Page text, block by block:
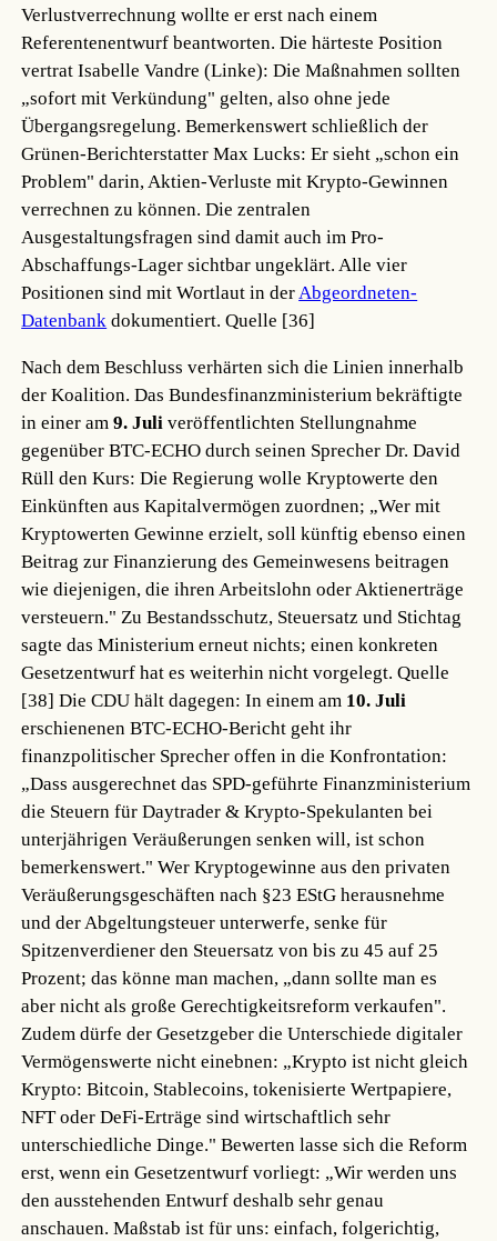
Verlustverrechnung wollte er erst nach einem
Referentenentwurf beantworten. Die härteste Position
vertrat Isabelle Vandre (Linke): Die Maßnahmen sollten
„sofort mit Verkündung" gelten, also ohne jede
Übergangsregelung. Bemerkenswert schließlich der
Grünen-Berichterstatter Max Lucks: Er sieht „schon ein
Problem" darin, Aktien-Verluste mit Krypto-Gewinnen
verrechnen zu können. Die zentralen
Ausgestaltungsfragen sind damit auch im Pro-
Abschaffungs-Lager sichtbar ungeklärt. Alle vier
Positionen sind mit Wortlaut in derAbgeordneten-
Datenbank dokumentiert.Quelle [36]
Nach dem Beschluss verhärten sich die Linien innerhalb
der Koalition. Das Bundesfinanzministerium bekräftigte
in einer am9. Juli veröffentlichten Stellungnahme
gegenüber BTC-ECHO durch seinen Sprecher Dr. David
Rüll den Kurs: Die Regierung wolle Kryptowerte den
Einkünften aus Kapitalvermögen zuordnen; „Wer mit
Kryptowerten Gewinne erzielt, soll künftig ebenso einen
Beitrag zur Finanzierung des Gemeinwesens beitragen
wie diejenigen, die ihren Arbeitslohn oder Aktienerträge
versteuern." Zu Bestandsschutz, Steuersatz und Stichtag
sagte das Ministerium erneut nichts; einen konkreten
Gesetzentwurf hat es weiterhin nicht vorgelegt.Quelle
[38] Die CDU hält dagegen: In einem am 10. Juli
erschienenen BTC-ECHO-Bericht geht ihr
finanzpolitischer Sprecher offen in die Konfrontation:
„Dass ausgerechnet das SPD-geführte Finanzministerium
die Steuern für Daytrader & Krypto-Spekulanten bei
unterjährigen Veräußerungen senken will, ist schon
bemerkenswert." Wer Kryptogewinne aus den privaten
Veräußerungsgeschäften nach §23 EStG herausnehme
und der Abgeltungsteuer unterwerfe, senke für
Spitzenverdiener den Steuersatz von bis zu 45 auf 25
Prozent; das könne man machen, „dann sollte man es
aber nicht als große Gerechtigkeitsreform verkaufen".
Zudem dürfe der Gesetzgeber die Unterschiede digitaler
Vermögenswerte nicht einebnen: „Krypto ist nicht gleich
Krypto: Bitcoin, Stablecoins, tokenisierte Wertpapiere,
NFT oder DeFi-Erträge sind wirtschaftlich sehr
unterschiedliche Dinge." Bewerten lasse sich die Reform
erst, wenn ein Gesetzentwurf vorliegt: „Wir werden uns
den ausstehenden Entwurf deshalb sehr genau
anschauen. Maßstab ist für uns: einfach, folgerichtig,